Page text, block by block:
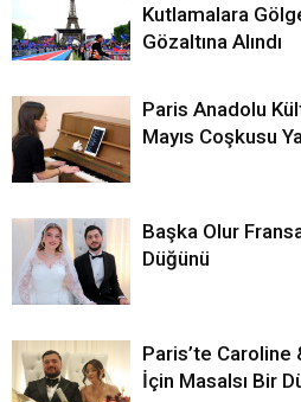
Kutlamalara
Gözaltına Alındı
Paris Anadolu
Mayıs Coşkusu
Başka Olur
Düğünü
Paris’te
İçin Masalsı Bir